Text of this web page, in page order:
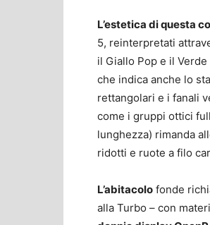
L’estetica di questa
5, reinterpretati
il Giallo Pop e il
che indica anche lo
rettangolari e i fanali
come i gruppi ottici
lunghezza) rimanda
ridotti e ruote a filo
L’abitacolo fonde
alla Turbo – con